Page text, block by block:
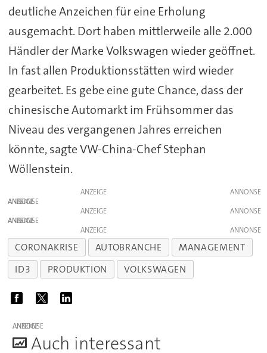
deutliche Anzeichen für eine Erholung
ausgemacht. Dort haben mittlerweile alle 2.000
Händler der Marke Volkswagen wieder geöffnet.
In fast allen Produktionsstätten wird wieder
gearbeitet. Es gebe eine gute Chance, dass der
chinesische Automarkt im Frühsommer das
Niveau des vergangenen Jahres erreichen
könnte, sagte VW-China-Chef Stephan
Wöllenstein.
ANZEIGE
ANZEIGE
ANZEIGE
ANZEIGE
ANZEIGE
CORONAKRISE AUTOBRANCHE
MANAGEMENT
ID3
PRODUKTION VOLKSWAGEN
ANZEIGE
Auch interessant